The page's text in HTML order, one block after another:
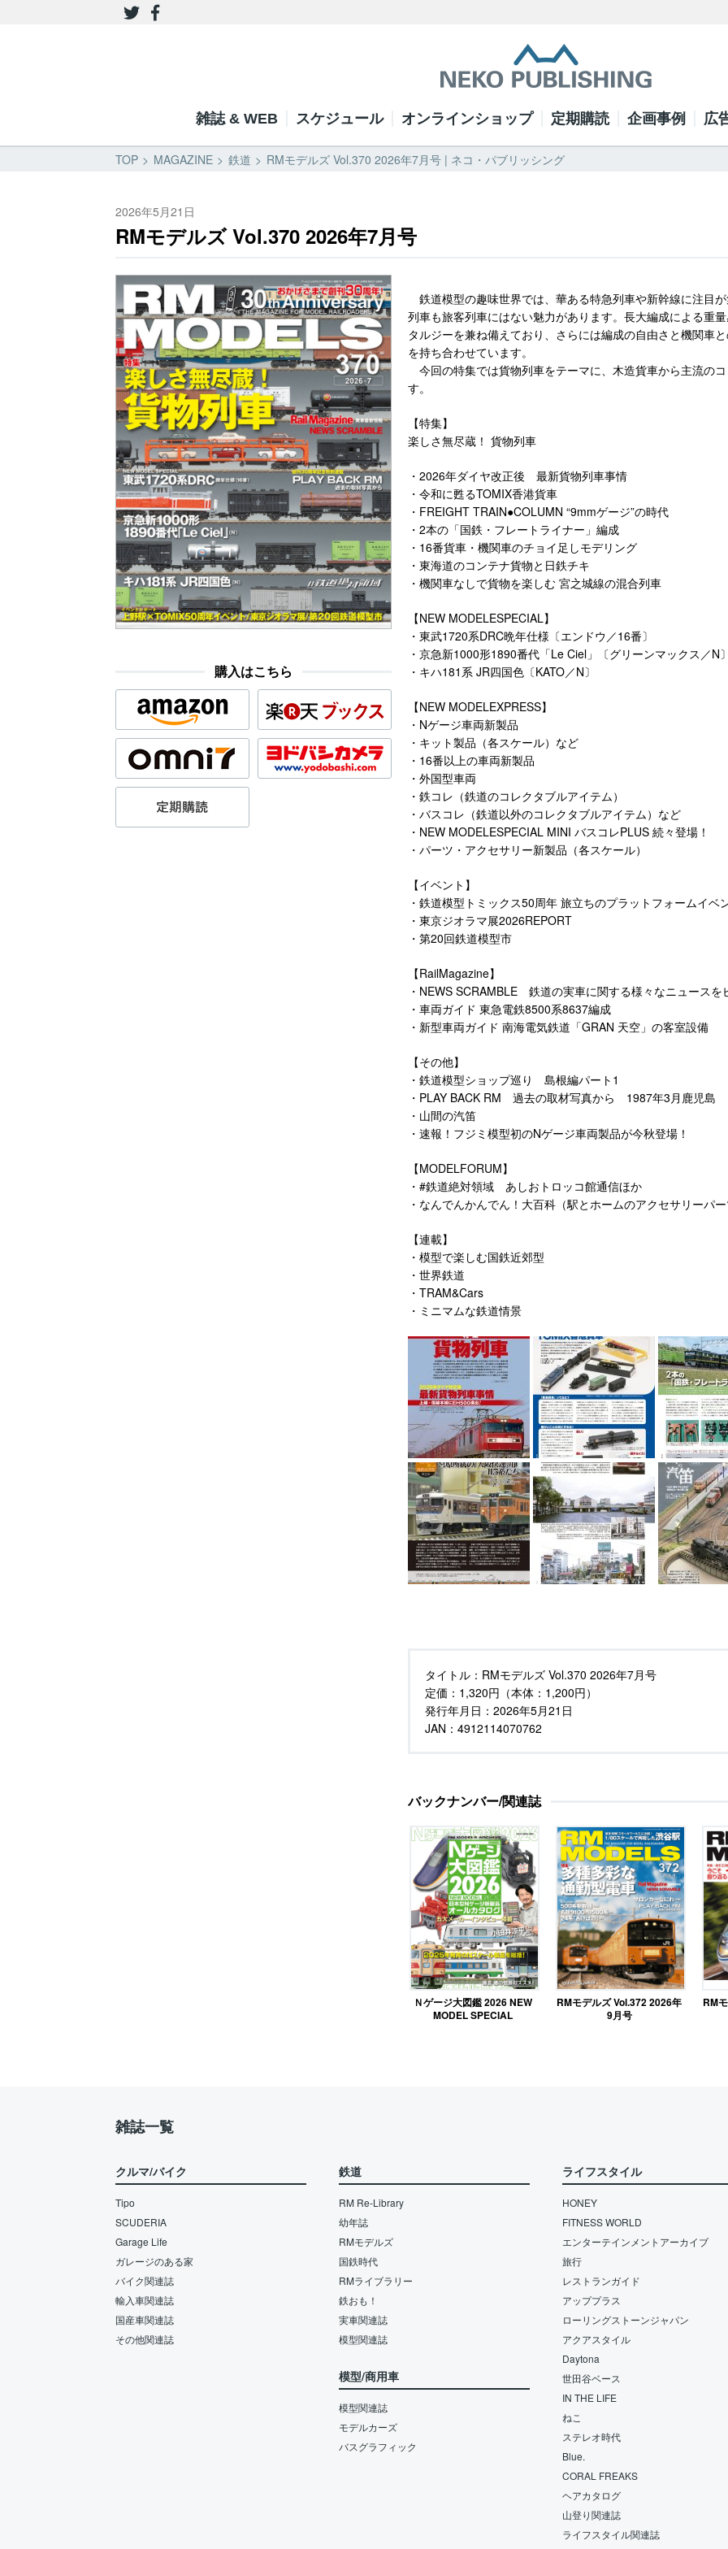
雑誌 & WEB スケジュール オンラインショップ 定期購読 企画事例 広
TOP MAGAZINE 鉄道 RMモデルズ Vol.370 2026年7月号 | ネコ・パブリッシング
2026年5月21日
RMモデルズ Vol.370 2026年7月号
購入はこちら
鉄道模型の趣味世界では、華ある特急列車や新幹線に注目
列車も旅客列車にはない魅力があります。長大編成による重
タルジーを兼ね備えており、さらには編成の自由さと機関車
を持ち合わせています。
今回の特集では貨物列車をテーマに、木造貨車から主流の
す。
【特集】
楽しさ無尽蔵！ 貨物列車
・2026年ダイヤ改正後 最新貨物列車事情
・令和に甦るTOMIX香港貨車
・FREIGHT TRAIN●COLUMN “9mmゲージ”の時代
・2本の「国鉄・フレートライナー」編成
・16番貨車・機関車のチョイ足しモデリング
・東海道のコンテナ貨物と日鉄チキ
・機関車なしで貨物を楽しむ 宮之城線の混合列車
【NEW MODELESPECIAL】
・東武1720系DRC晩年仕様〔エンドウ／16番〕
・京急新1000形1890番代「Le Ciel」〔グリーンマックス／N〕
・キハ181系 JR四国色〔KATO／N〕
【NEW MODELEXPRESS】
・Nゲージ車両新製品
・キット製品（各スケール）など
・16番以上の車両新製品
・外国型車両
・鉄コレ（鉄道のコレクタブルアイテム）
・バスコレ（鉄道以外のコレクタブルアイテム）など
・NEW MODELESPECIAL MINI バスコレPLUS 続々登場！
・パーツ・アクセサリー新製品（各スケール）
【イベント】
・鉄道模型トミックス50周年 旅立ちのプラットフォームイベ
・東京ジオラマ展2026REPORT
・第20回鉄道模型市
【RailMagazine】
・NEWS SCRAMBLE 鉄道の実車に関する様々なニュースを
・車両ガイド 東急電鉄8500系8637編成
・新型車両ガイド 南海電気鉄道「GRAN 天空」の客室設備
【その他】
・鉄道模型ショップ巡り 島根編パート1
・PLAY BACK RM 過去の取材写真から 1987年3月鹿児島
・山間の汽笛
・速報！フジミ模型初のNゲージ車両製品が今秋登場！
【MODELFORUM】
・#鉄道絶対領域 あしおトロッコ館通信ほか
・なんでんかんでん！大百科（駅とホームのアクセサリーパ
【連載】
・模型で楽しむ国鉄近郊型
・世界鉄道
・TRAM&Cars
・ミニマムな鉄道情景
タイトル： RMモデルズ Vol.370 2026年7月号
定価： 1,320円（本体：1,200円）
発行年月日： 2026年5月21日
JAN：4912114070762
バックナンバー/関連誌
Ｎゲージ大図鑑 2026 NEW
MODEL SPECIAL
RMモデルズ Vol.372 2026年
9月号
RM
雑誌一覧
クルマ/バイク
Tipo
SCUDERIA
Garage Life
ガレージのある家
バイク関連誌
輸入車関連誌
国産車関連誌
その他関連誌
鉄道
RM Re-Library
幼年誌
RMモデルズ
国鉄時代
RMライブラリー
鉄おも！
実車関連誌
模型関連誌
模型/商用車
模型関連誌
モデルカーズ
バスグラフィック
ライフスタイル
HONEY
FITNESS WORLD
エンターテインメントアーカイブ
旅行
レストランガイド
アッププラス
ローリングストーンジャパン
アクアスタイル
Daytona
世田谷ベース
IN THE LIFE
ねこ
ステレオ時代
Blue.
CORAL FREAKS
ヘアカタログ
山登り関連誌
ライフスタイル関連誌